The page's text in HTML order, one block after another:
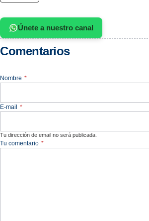
Únete a nuestro canal
Comentarios
Nombre *
E-mail *
Tu dirección de email no será publicada.
Tu comentario *